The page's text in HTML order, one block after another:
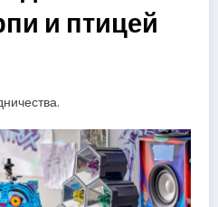
и птицей